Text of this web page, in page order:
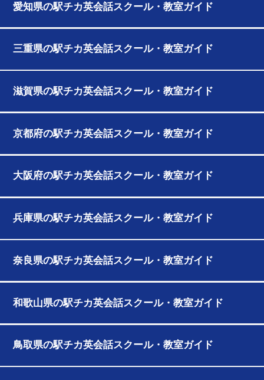
愛知県の駅チカ英会話スクール・教室ガイド
三重県の駅チカ英会話スクール・教室ガイド
滋賀県の駅チカ英会話スクール・教室ガイド
京都府の駅チカ英会話スクール・教室ガイド
大阪府の駅チカ英会話スクール・教室ガイド
兵庫県の駅チカ英会話スクール・教室ガイド
奈良県の駅チカ英会話スクール・教室ガイド
和歌山県の駅チカ英会話スクール・教室ガイド
鳥取県の駅チカ英会話スクール・教室ガイド